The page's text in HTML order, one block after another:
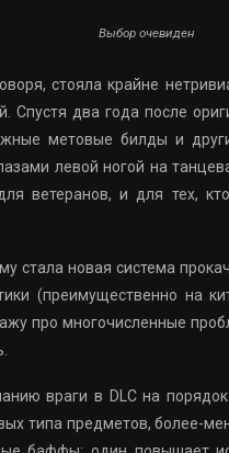
Выбор очевиден
стояла крайне
Спустя два года после
метовые билды и
левой ногой на
ветеранов, и для тех,
стала новая система
(преимущественно на
про многочисленные
враги в DLC на
типа предметов, более-